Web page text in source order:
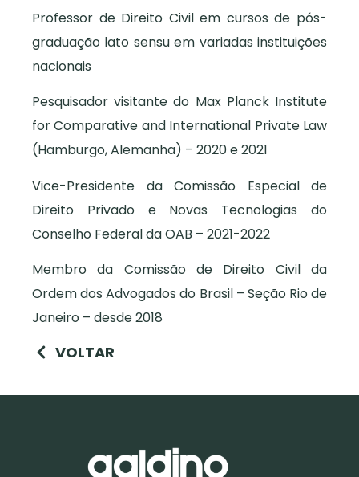
Professor de Direito Civil em cursos de pós-
graduação lato sensu em variadas instituições
nacionais
Pesquisador visitante do Max Planck Institute
for Comparative and International Private Law
(Hamburgo, Alemanha) – 2020 e 2021
Vice-Presidente da Comissão Especial de
Direito Privado e Novas Tecnologias do
Conselho Federal da OAB – 2021-2022
Membro da Comissão de Direito Civil da
Ordem dos Advogados do Brasil – Seção Rio de
Janeiro – desde 2018
VOLTAR